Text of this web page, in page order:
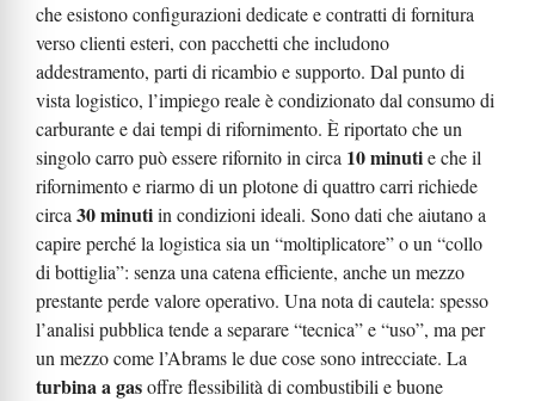
che esistono configurazioni dedicate e contratti di fornitura
verso clienti esteri, con pacchetti che includono
addestramento, parti di ricambio e supporto. Dal punto di
vista logistico, l’impiego reale è condizionato dal consumo di
carburante e dai tempi di rifornimento. È riportato che un
singolo carro può essere rifornito in circa 10 minutie che il
rifornimento e riarmo di un plotone di quattro carri richiede
circa 30 minutiin condizioni ideali. Sono dati che aiutano a
capire perché la logistica sia un “moltiplicatore” o un “collo
di bottiglia”: senza una catena efficiente, anche un mezzo
prestante perde valore operativo. Una nota di cautela: spesso
l’analisi pubblica tende a separare “tecnica” e “uso”, ma per
un mezzo come l’Abrams le due cose sono intrecciate. La
turbina a gasoffre flessibilità di combustibili e buone